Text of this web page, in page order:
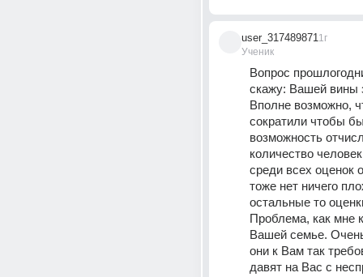
user_317489871
Ученик
1г
Вопрос
скажу: Вашей вины
Вполне возможно,
сократили чтобы
возможность
количество
среди всех оценок
тоже нет ничего
остальные то
Проблема, как мне
Вашей семье.
они к Вам так
давят на Вас с